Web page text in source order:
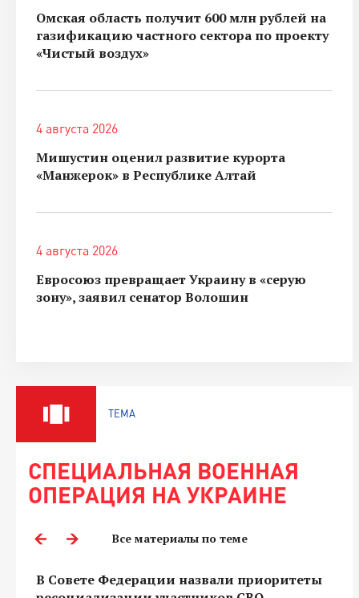
Омская область получит 600 млн рублей на
газификацию частного сектора по проекту
«Чистый воздух»
4 августа 2026
Мишустин оценил развитие курорта
«Манжерок» в Республике Алтай
4 августа 2026
Евросоюз превращает Украину в «серую
зону», заявил сенатор Волошин
ТЕМА
СПЕЦИАЛЬНАЯ ВОЕННАЯ
ОПЕРАЦИЯ НА УКРАИНЕ
Все материалы по теме
В Совете Федерации назвали приоритеты